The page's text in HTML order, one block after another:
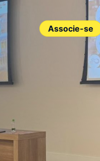
Associe-se